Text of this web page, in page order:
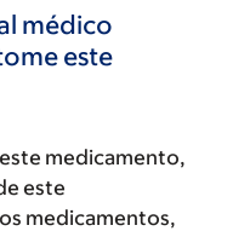
médico
este
este medicamento,
este
medicamentos,